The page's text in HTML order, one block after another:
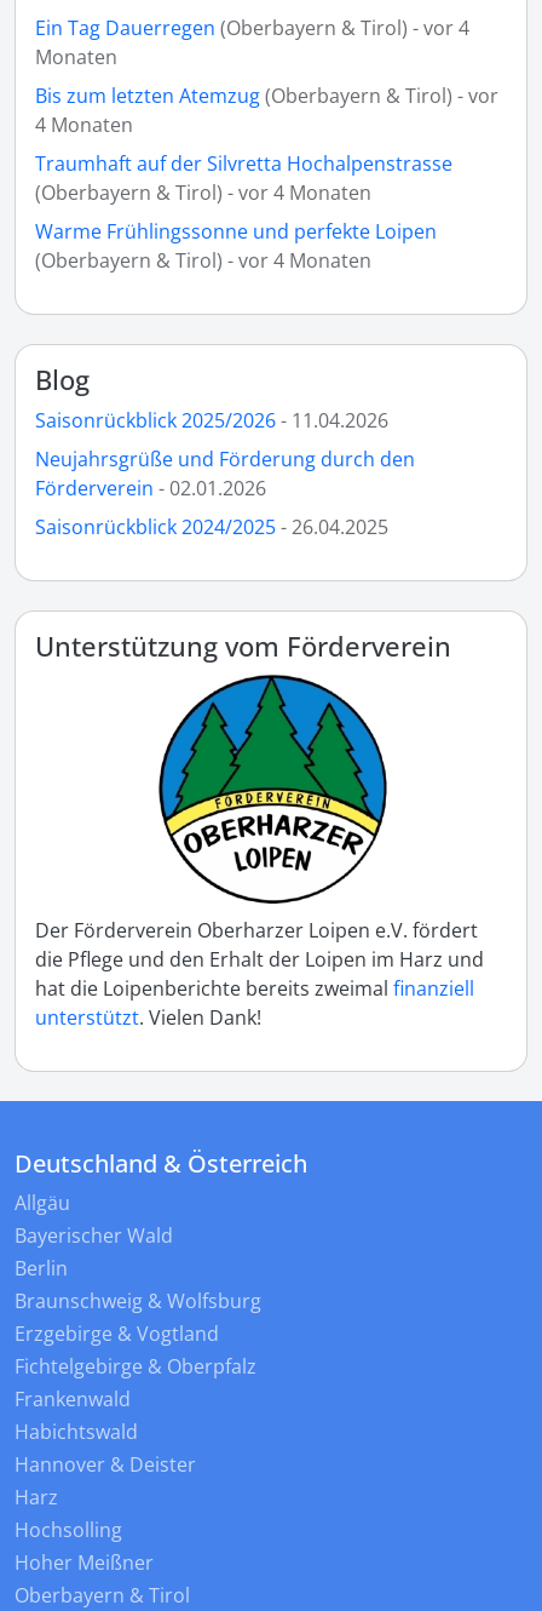
Ein Tag Dauerregen (Oberbayern & Tirol) - vor 4
Monaten
Bis zum letzten Atemzug(Oberbayern & Tirol) - vor
4 Monaten
Traumhaft auf der Silvretta Hochalpenstrasse
(Oberbayern & Tirol) - vor 4 Monaten
Warme Frühlingssonne und perfekte Loipen
(Oberbayern & Tirol) - vor 4 Monaten
Blog
Saisonrückblick 2025/2026- 11.04.2026
Neujahrsgrüße und Förderung durch den
Förderverein - 02.01.2026
Saisonrückblick 2024/2025- 26.04.2025
Unterstützung vom Förderverein
Der Förderverein Oberharzer Loipen e.V. fördert
die Pflege und den Erhalt der Loipen im Harz und
hat die Loipenberichte bereits zweimal finanziell
unterstützt. Vielen Dank!
Deutschland & Österreich
Allgäu
Bayerischer Wald
Berlin
Braunschweig & Wolfsburg
Erzgebirge & Vogtland
Fichtelgebirge & Oberpfalz
Frankenwald
Habichtswald
Hannover & Deister
Harz
Hochsolling
Hoher Meißner
Oberbayern & Tirol